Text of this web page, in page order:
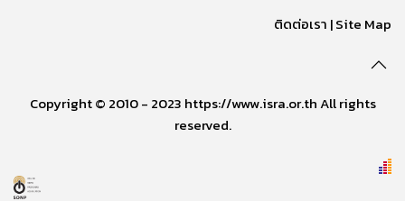
ติดต่อเรา |Site Map
Copyright © 2010 - 2023 https://www.isra.or.th All rights
reserved.